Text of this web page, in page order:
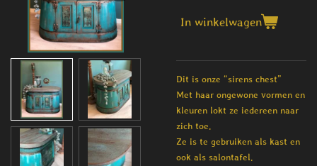
In winkelwagen
Dit is onze “sirens chest”
Met haar ongewone vormen en
kleuren lokt ze iedereen naar
zich toe.
Ze is te gebruiken als kast en
ook als salontafel.